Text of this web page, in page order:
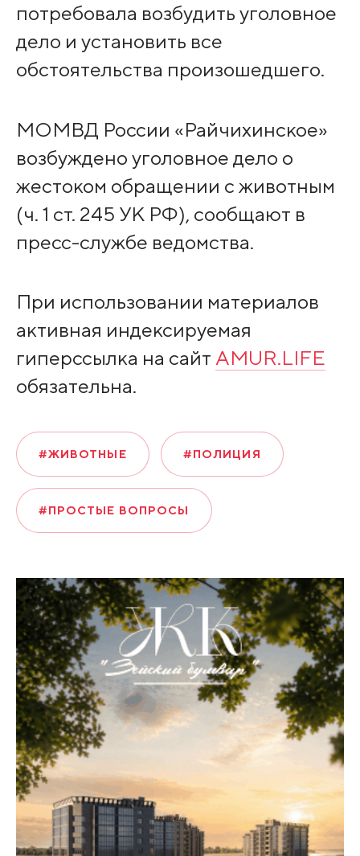
потребовала возбудить уголовное
дело и установить все
обстоятельства произошедшего.
МОМВД России «Райчихинское»
возбуждено уголовное дело о
жестоком обращении с животным
(ч. 1 ст. 245 УК РФ), сообщают в
пресс-службе ведомства.
При использовании материалов
активная индексируемая
гиперссылка на сайт AMUR.LIFE
обязательна.
#ЖИВОТНЫЕ #ПОЛИЦИЯ
#ПРОСТЫЕ ВОПРОСЫ